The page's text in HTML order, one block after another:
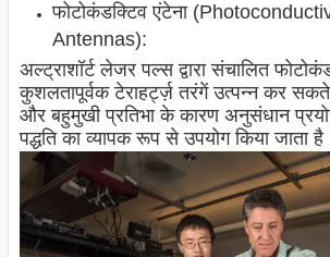
फोटोकंडक्टिव एंटेना
Antennas):
अल्ट्राशॉर्ट लेजर पल्स द्वारा संचालित
कुशलतापूर्वक टेराहर्ट्ज़ तरंगें उत्पन्न कर
और बहुमुखी प्रतिभा के कारण अनुसंधान
पद्धति का व्यापक रूप से उपयोग किया जाता